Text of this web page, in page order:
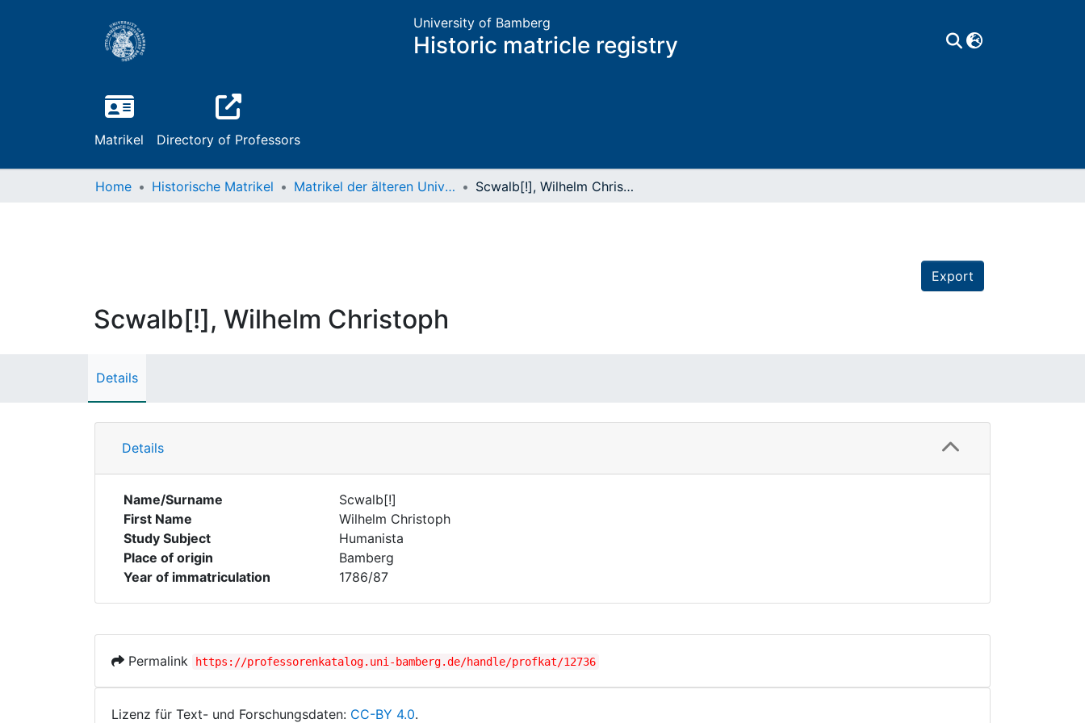
University of Bamberg
Historic matricle registry
Matrikel Directory of Professors
Home Historische Matrikel Matrikel der älteren Universität Scwalb[!], Wilhelm Christoph
Export
Scwalb[!], Wilhelm Christoph
Details
Details
Name/Surname
Scwalb[!]
First Name
Wilhelm Christoph
Study Subject
Humanista
Place of origin
Bamberg
Year of immatriculation
1786/87
Permalink https://professorenkatalog.uni-bamberg.de/handle/profkat/12736
Lizenz für Text- und Forschungsdaten: CC-BY 4.0.